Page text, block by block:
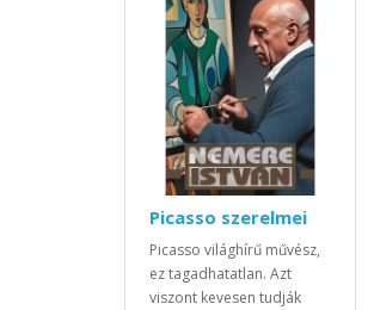
Picasso szerelmei
Picasso világhírű művész,
ez tagadhatatlan. Azt
viszont kevesen tudják